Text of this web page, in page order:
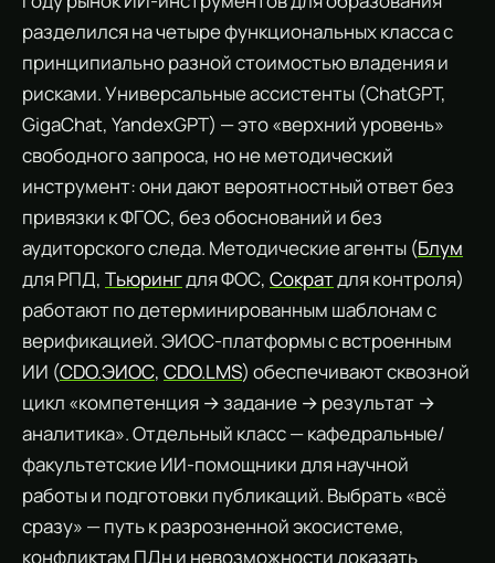
разделился на четыре функциональных класса с
принципиально разной стоимостью владения и
рисками. Универсальные ассистенты (ChatGPT,
GigaChat, YandexGPT) — это «верхний уровень»
свободного запроса, но не методический
инструмент: они дают вероятностный ответ без
привязки к ФГОС, без обоснований и без
аудиторского следа. Методические агенты (Блум
для РПД, Тьюрингдля ФОС, Сократдля контроля)
работают по детерминированным шаблонам с
верификацией. ЭИОС-платформы с встроенным
ИИ (CDO.ЭИОС, CDO.LMS) обеспечивают сквозной
цикл «компетенция → задание → результат →
аналитика». Отдельный класс — кафедральные/
факультетские ИИ-помощники для научной
работы и подготовки публикаций. Выбрать «всё
сразу» — путь к разрозненной экосистеме,
конфликтам ПДн и невозможности доказать